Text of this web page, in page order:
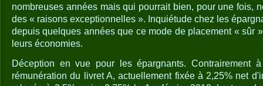
nombreuses années mais qui pourrait bien, pour une fois,
des « raisons exceptionnelles ». Inquiétude chez les
depuis quelques années que ce mode de placement « sûr
leurs économies.
Déception en vue pour les épargnants. Contrairement
rémunération du livret A, actuellement fixée à 2,25% net